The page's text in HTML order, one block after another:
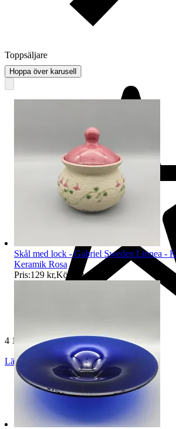
Toppsäljare
4 123 omdömen
Läs omdömen Följ
Hoppa över karusell
Skål med lock - Gabriel Sweden Linnea -
Keramik Rosa
Pris:129 kr,Köp nu.